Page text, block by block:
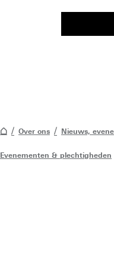
Over ons Nieuws,
Evenementen & plechtigheden